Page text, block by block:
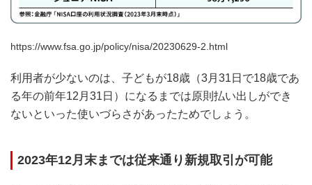
https://www.fsa.go.jp/policy/nisa/20230629-2.html
利用者が少ないのは、子どもが18歳（3月31日で18歳であ
る年の前年12月31日）になるまでは原則払い出しができ
ないといった使いづらさがあったためでしょう。
2023年12月末までは従来通り新規取引が可能